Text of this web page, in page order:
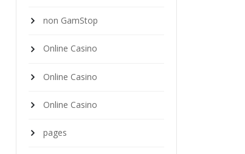
non GamStop
Online Casino
Online Casino
Online Casino
pages